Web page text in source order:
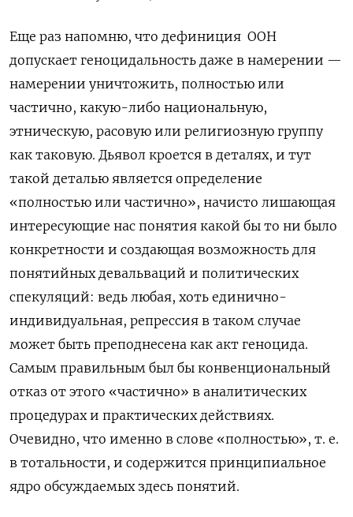
Еще раз напомню, что дефиниция ООН
допускает геноцидальность даже в намерении —
намерении уничтожить, полностью или
частично, какую-либо национальную,
этническую, расовую или религиозную группу
как таковую. Дьявол кроется в деталях, и тут
такой деталью является определение
«полностью или частично», начисто лишающая
интересующие нас понятия какой бы то ни было
конкретности и создающая возможность для
понятийных девальваций и политических
спекуляций: ведь любая, хоть единично-
индивидуальная, репрессия в таком случае
может быть преподнесена как акт геноцида.
Самым правильным был бы конвенциональный
отказ от этого «частично» в аналитических
процедурах и практических действиях.
Очевидно, что именно в слове «полностью», т. е.
в тотальности, и содержится принципиальное
ядро обсуждаемых здесь понятий.